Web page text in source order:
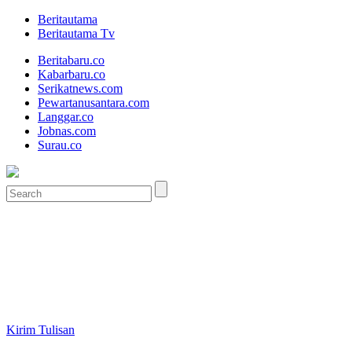
Beritautama
Beritautama Tv
Beritabaru.co
Kabarbaru.co
Serikatnews.com
Pewartanusantara.com
Langgar.co
Jobnas.com
Surau.co
Kirim Tulisan